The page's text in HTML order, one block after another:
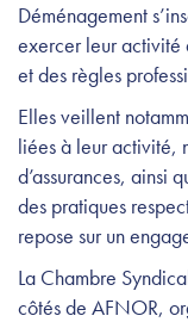
Déménagement
exercer leur activité
et des règles
Elles veillent
liées à leur activité,
d’assurances, ainsi
des pratiques
repose sur un
La Chambre
côtés de AFNOR,